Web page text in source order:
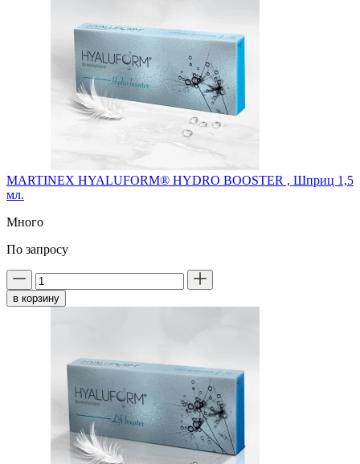
MARTINEX HYALUFORM® HYDRO BOOSTER , Шприц 1,5
мл.
Много
По запросу
в корзину